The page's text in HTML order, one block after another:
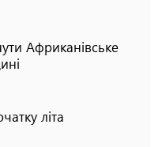
Африканівське
літа